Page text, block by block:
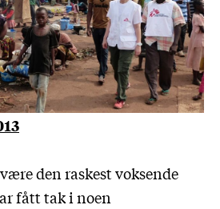
den raskest voksende
fått tak i noen